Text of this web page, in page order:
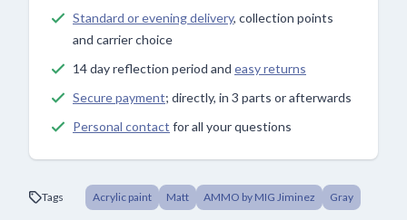
Standard or evening delivery, collection points
and carrier choice
14 day reflection period and easy returns
Secure payment; directly, in 3 parts or afterwards
Personal contact for all your questions
Tags Acrylic paint Matt AMMO by MIG Jiminez Gray